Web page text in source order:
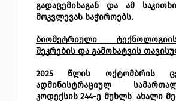
გადაცემისაგან და ამ
მოკვლევას საჭიროებს.
ბიომეტრიული
შეკრების და გამოხატვის
2025 წლის ოქტომბრის
ადმინისტრაციულ
კოდექსის 244-ე მუხლს  ახალი